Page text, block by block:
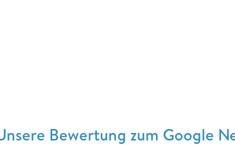
Bewertung zum Google